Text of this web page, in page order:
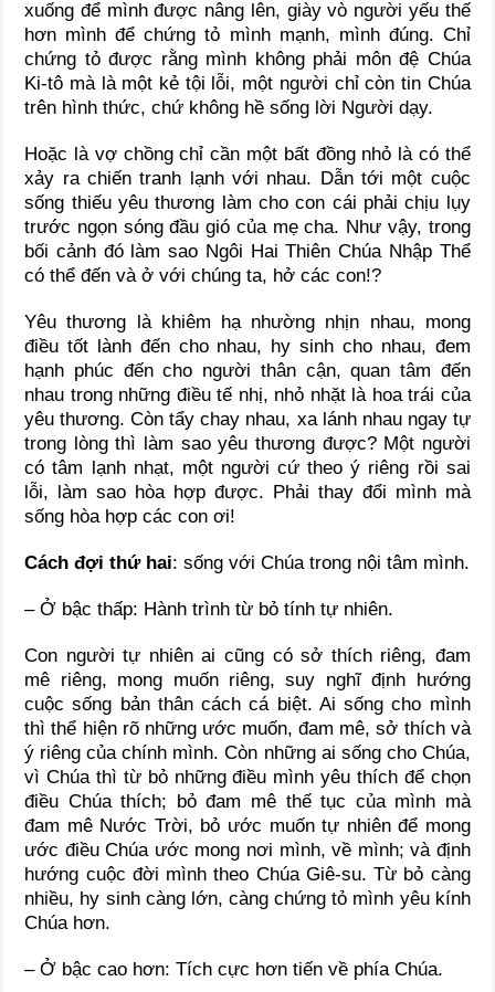
xuống để mình được nâng lên, giày vò người yếu thế
hơn mình để chứng tỏ mình mạnh, mình đúng. Chỉ
chứng tỏ được rằng mình không phải môn đệ Chúa
Ki-tô mà là một kẻ tội lỗi, một người chỉ còn tin Chúa
trên hình thức, chứ không hề sống lời Người dạy.
Hoặc là vợ chồng chỉ cần một bất đồng nhỏ là có thể
xảy ra chiến tranh lạnh với nhau. Dẫn tới một cuộc
sống thiếu yêu thương làm cho con cái phải chịu lụy
trước ngọn sóng đầu gió của mẹ cha. Như vậy, trong
bối cảnh đó làm sao Ngôi Hai Thiên Chúa Nhập Thể
có thể đến và ở với chúng ta, hở các con!?
Yêu thương là khiêm hạ nhường nhịn nhau, mong
điều tốt lành đến cho nhau, hy sinh cho nhau, đem
hạnh phúc đến cho người thân cận, quan tâm đến
nhau trong những điều tế nhị, nhỏ nhặt là hoa trái của
yêu thương. Còn tẩy chay nhau, xa lánh nhau ngay tự
trong lòng thì làm sao yêu thương được? Một người
có tâm lạnh nhạt, một người cứ theo ý riêng rồi sai
lỗi, làm sao hòa hợp được. Phải thay đổi mình mà
sống hòa hợp các con ơi!
Cách đợi thứ hai: sống với Chúa trong nội tâm mình.
– Ở bậc thấp: Hành trình từ bỏ tính tự nhiên.
Con người tự nhiên ai cũng có sở thích riêng, đam
mê riêng, mong muốn riêng, suy nghĩ định hướng
cuộc sống bản thân cách cá biệt. Ai sống cho mình
thì thể hiện rõ những ước muốn, đam mê, sở thích và
ý riêng của chính mình. Còn những ai sống cho Chúa,
vì Chúa thì từ bỏ những điều mình yêu thích để chọn
điều Chúa thích; bỏ đam mê thế tục của mình mà
đam mê Nước Trời, bỏ ước muốn tự nhiên để mong
ước điều Chúa ước mong nơi mình, về mình; và định
hướng cuộc đời mình theo Chúa Giê-su. Từ bỏ càng
nhiều, hy sinh càng lớn, càng chứng tỏ mình yêu kính
Chúa hơn.
– Ở bậc cao hơn: Tích cực hơn tiến về phía Chúa.